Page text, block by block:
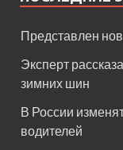
Представлен
Эксперт
зимних шин
В России
водителей